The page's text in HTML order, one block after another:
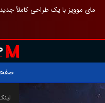
مای موویز با یک طراحی کاملاً